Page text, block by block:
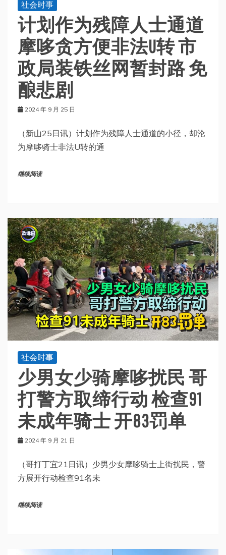
社会时事
计划作为残障人士通道
摩哆贪方便非法U转 市
政局装铁丝网暂封路 免
酿悲剧
2024 年 9 月 25 日
（新山25日讯）计划作为残障人士通道的小径，却沦
为摩哆骑士非法U转的通
继续阅读
社会时事
少男女少骑摩哆扰民 哥
打警方取缔行动 检查91
未成年骑士 开83罚单
2024 年 9 月 21 日
（哥打丁宜21日讯）少男少女摩哆骑士上街扰民，警
方展开行动检查91名未
继续阅读